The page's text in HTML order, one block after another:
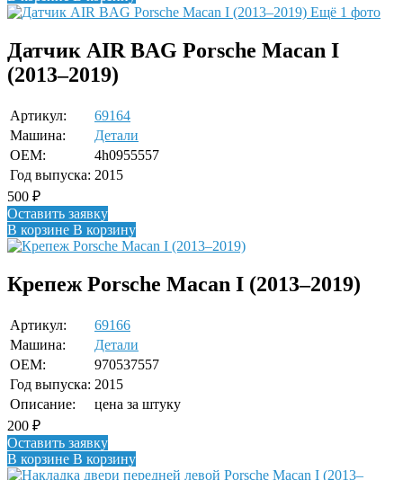
Ещё 1 фото
Датчик AIR BAG Porsche Macan I
(2013–2019)
Артикул:
69164
Машина:
Детали
OEM:
4h0955557
Год выпуска: 2015
500 ₽
Оставить заявку
В корзине В корзину
Крепеж Porsche Macan I (2013–2019)
Артикул:
69166
Машина:
Детали
OEM:
970537557
Год выпуска: 2015
Описание:
цена за штуку
200 ₽
Оставить заявку
В корзине В корзину